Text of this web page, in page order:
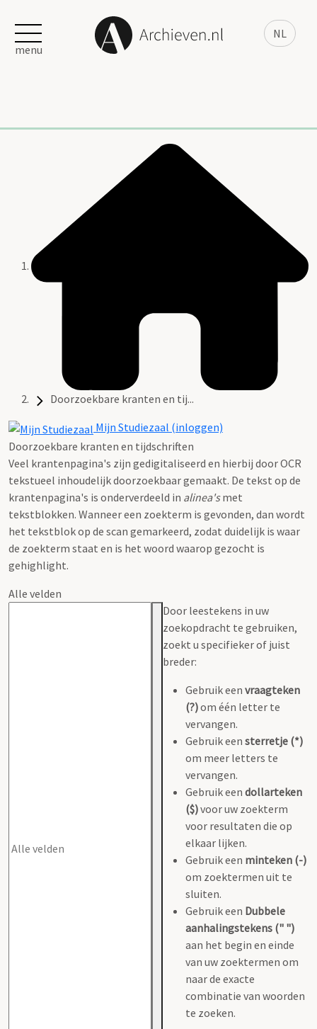
NL
menu
Doorzoekbare kranten en tij...
Mijn Studiezaal (inloggen)
Doorzoekbare kranten en tijdschriften
Veel krantenpagina's zijn gedigitaliseerd en hierbij door OCR
tekstueel inhoudelijk doorzoekbaar gemaakt. De tekst op de
krantenpagina's is onderverdeeld in alinea'smet
tekstblokken. Wanneer een zoekterm is gevonden, dan wordt
het tekstblok op de scan gemarkeerd, zodat duidelijk is waar
de zoekterm staat en is het woord waarop gezocht is
gehighlight.
Alle velden
Door leestekens in uw
zoekopdracht te gebruiken,
zoekt u specifieker of juist
breder:
Gebruik een vraagteken
(?)om één letter te
vervangen.
Gebruik een sterretje (*)
om meer letters te
vervangen.
Gebruik een dollarteken
($)voor uw zoekterm
voor resultaten die op
elkaar lijken.
Gebruik een minteken (-)
om zoektermen uit te
sluiten.
Gebruik een Dubbele
aanhalingstekens (" ")
aan het begin en einde
van uw zoektermen om
naar de exacte
combinatie van woorden
te zoeken.